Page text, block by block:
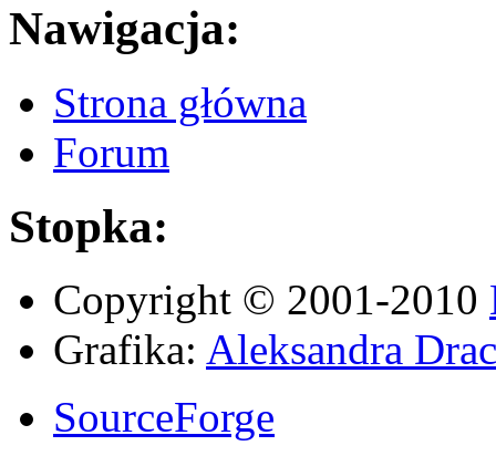
Nawigacja:
Strona główna
Forum
Stopka:
Copyright © 2001-2010
Grafika: Aleksandra
SourceForge